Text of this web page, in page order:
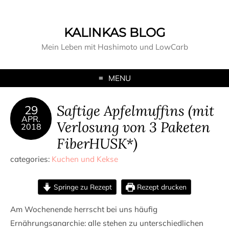
KALINKAS BLOG
Mein Leben mit Hashimoto und LowCarb
MENU
29
APR.
2018
Saftige Apfelmuffins (mit
Verlosung von 3 Paketen
FiberHUSK*)
categories: Kuchen und Kekse
Springe zu Rezept Rezept drucken
Am Wochenende herrscht bei uns häufig
Ernährungsanarchie: alle stehen zu unterschiedlichen